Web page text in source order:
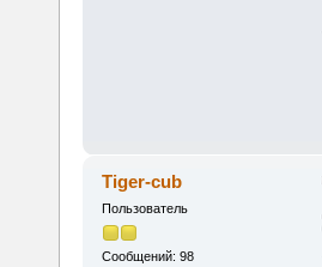
Tiger-cub
Пользователь
Сообщений: 98